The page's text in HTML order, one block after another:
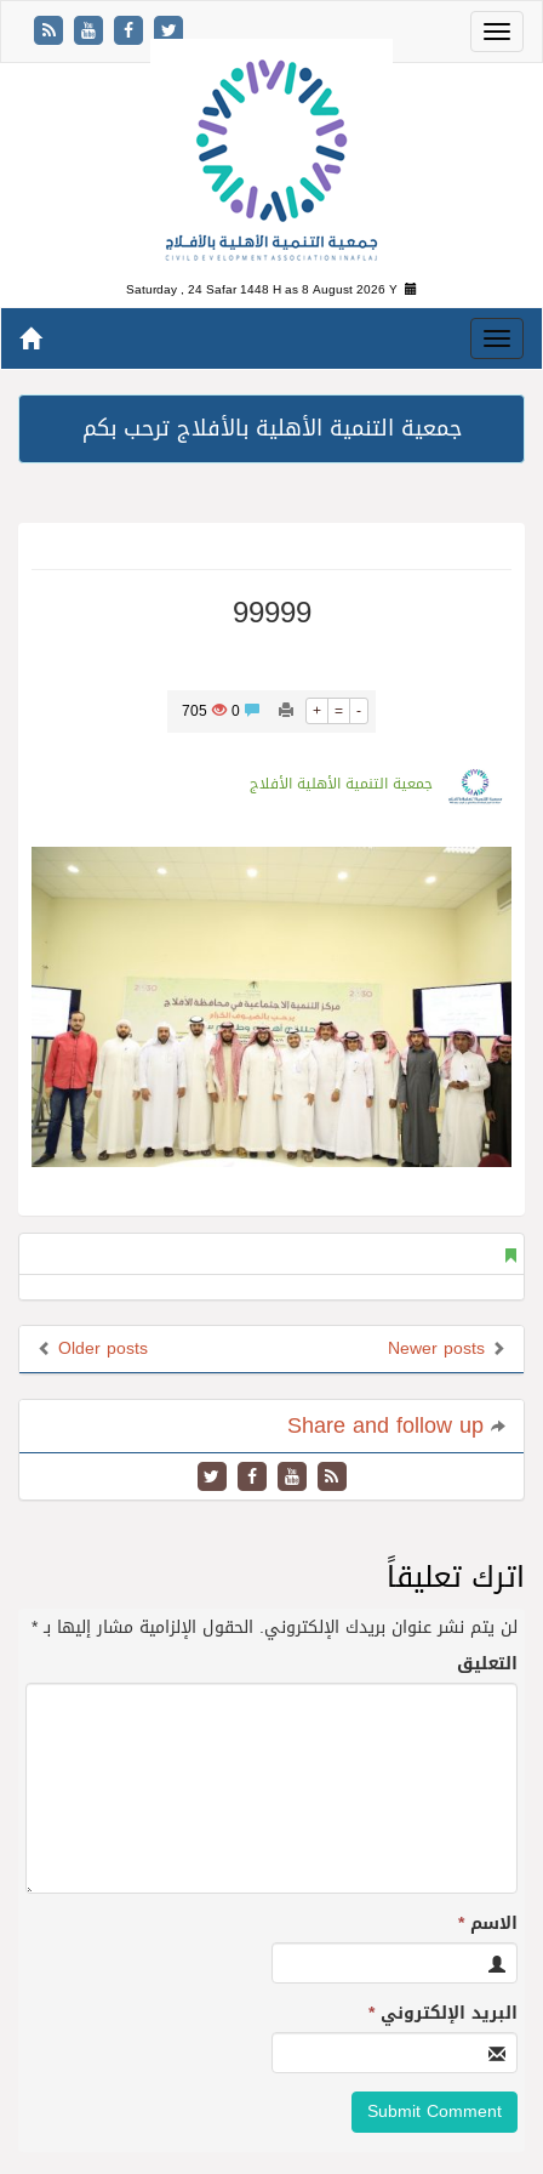
Saturday , 24 Safar 1448 H as8 August 2026 Y
جمعية التنمية الأهلية بالأفلاج ترحب بكم
99999
+ = -
705
جمعية التنمية الأهلية الأفلاج
Older posts
اترك تعليقاً
لن يتم نشر عنوان بريدك الإلكتروني. الحقول الإلزامية مشار إليها بـ*
التعليق
الاسم*
البريد الإلكتروني*